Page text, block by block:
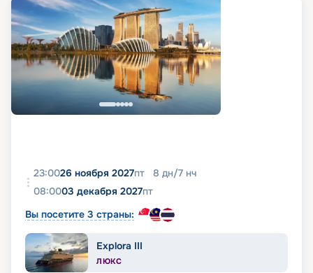
23:0026 ноября 2027пт 8 дн/7 нч
08:0003 декабря 2027пт
Вы посетите 3 страны:
Explora III
ЛЮКС